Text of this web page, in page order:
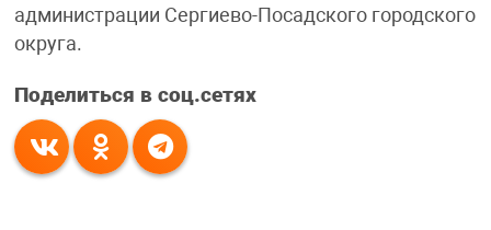
администрации Сергиево-Посадского городского
округа.
Поделиться в соц.сетях